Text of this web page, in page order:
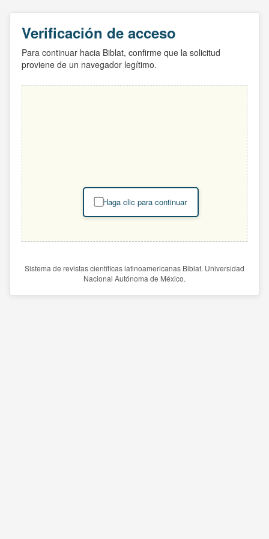
Verificación de acceso
Para continuar hacia Biblat, confirme que la solicitud
proviene de un navegador legítimo.
Haga clic para continuar
Sistema de revistas científicas latinoamericanas Biblat. Universidad
Nacional Autónoma de México.